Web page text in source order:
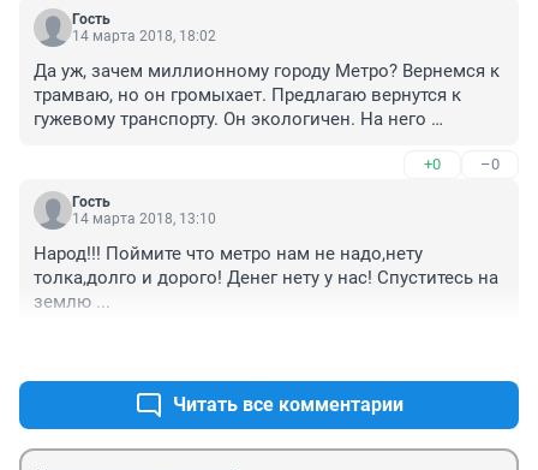
Гость
14 марта 2018, 18:02
Да уж, зачем миллионному городу Метро? Вернемся к
трамваю, но он громыхает. Предлагаю вернутся к
гужевому транспорту. Он экологичен. На него
-вывозим на поля СХИ, получаем удвоение урожая и
возвращаем благодарным жителям Самары сторицей
на прилавки местной торговли!
+0 –0
Гость
14 марта 2018, 13:10
Народ!!! Поймите что метро нам не надо,нету
толка,долго и дорого! Денег нету у нас! Спуститесь на
землю ...
Читать все комментарии